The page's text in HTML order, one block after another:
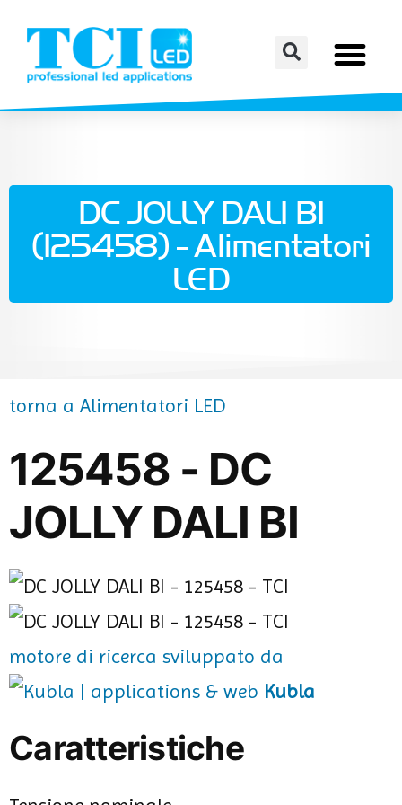
DC JOLLY DALI BI
(125458) - Alimentatori
LED
torna a Alimentatori LED
125458 - DC
JOLLY DALI BI
motore di ricerca sviluppato da
Kubla
Caratteristiche